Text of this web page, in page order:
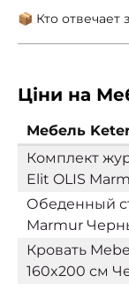
📦 Кто отвечает
Ціни на
Мебель
Комплект
Elit OLIS
Обеденный
Marmur
Кровать
160x200 см